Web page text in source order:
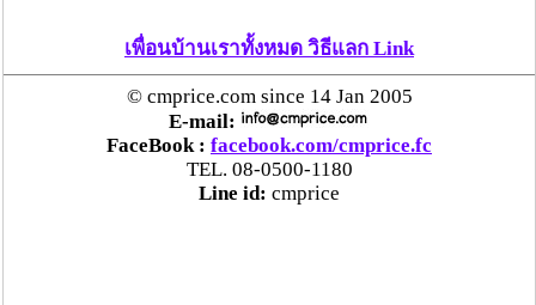
มาตรฐานเสี่ยงอันตราย สั่งห้ามขาย-เตือนภัยผู้
ปกครองเฝ้าระวังบุตรหลาน
“ลาว” ส่ง “24 คนไทย” กลับประเทศผ่านด่าน
เพื่อนบ้านเราทั้งหมด วิธีแลก Link
© cmprice.com since 14 Jan 2005
E-mail:
FaceBook : facebook.com/cmprice.fc
TEL. 08-0500-1180
Line id: cmprice